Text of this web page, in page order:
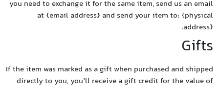
you
If the